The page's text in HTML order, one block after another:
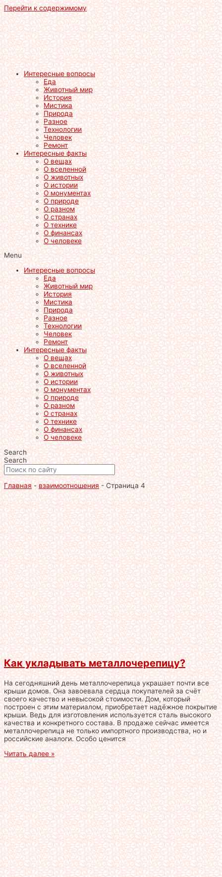
Перейти к содержимому
Интересные вопросы
Еда
Животный мир
История
Мистика
Природа
Разное
Технологии
Человек
Ремонт
Интересные факты
О вещах
О вселенной
О животных
О истории
О монументах
О природе
О разном
О странах
О технике
О финансах
О человеке
Menu
Интересные вопросы
Еда
Животный мир
История
Мистика
Природа
Разное
Технологии
Человек
Ремонт
Интересные факты
О вещах
О вселенной
О животных
О истории
О монументах
О природе
О разном
О странах
О технике
О финансах
О человеке
Search
Search
Главная-взаимоотношения-Страница 4
Как укладывать металлочерепицу?
На сегодняшний день металлочерепица украшает почти все
крыши домов. Она завоевала сердца покупателей за счёт
своего качество и невысокой стоимости. Дом, который
построен с этим материалом, приобретает надёжное покрытие
крыши. Ведь для изготовления используется сталь высокого
качества и конкретного состава. В продаже сейчас имеется
металлочерепица не только импортного производства, но и
российские аналоги. Особо ценится
Читать далее »